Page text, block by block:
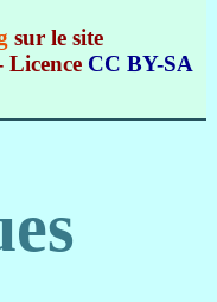
sur le site
Licence CC BY-SA